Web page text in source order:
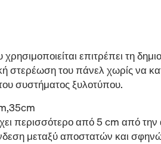
επιτρέπει τη
στερέωση του πάνελ χωρίς να
συστήματος ξυλοτύπου.
περισσότερο από 5 cm από
μεταξύ αποστατών και